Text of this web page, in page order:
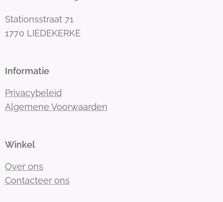
Stationsstraat 71
1770 LIEDEKERKE
Informatie
Privacybeleid
Algemene Voorwaarden
Winkel
Over ons
Contacteer ons